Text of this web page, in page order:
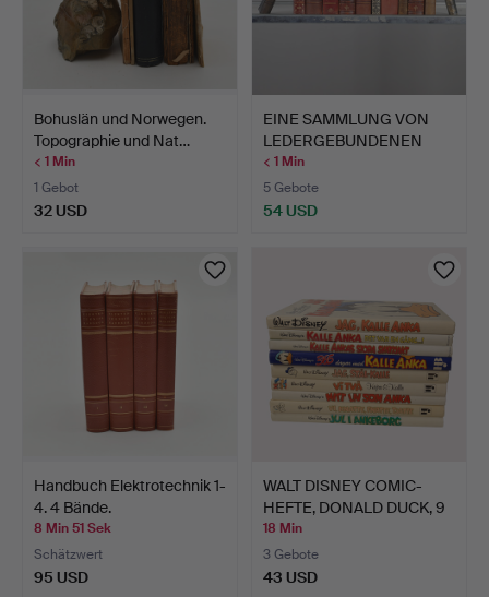
Bohuslän und Norwegen.
Topographie und Nat…
< 1 Min
1 Gebot
32 USD
EINE SAMMLUNG VON
LEDERGEBUNDENEN
BÄNDEN A…
< 1 Min
5 Gebote
54 USD
Handbuch Elektrotechnik 1-
4. 4 Bände.
8 Min 51 Sek
Schätzwert
95 USD
WALT DISNEY COMIC-
HEFTE, DONALD DUCK, 9
ST…
18 Min
3 Gebote
43 USD